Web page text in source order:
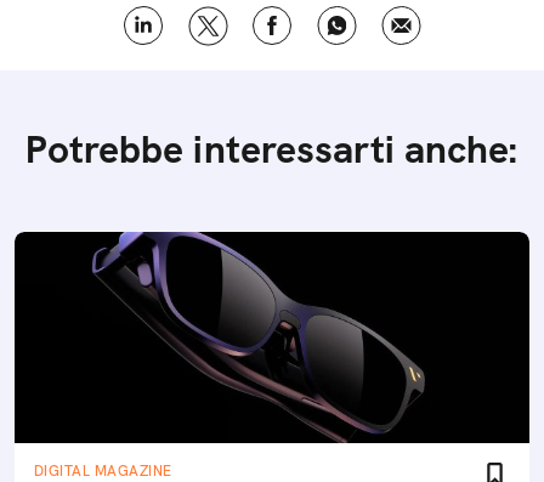
Potrebbe interessarti anche:
DIGITAL MAGAZINE